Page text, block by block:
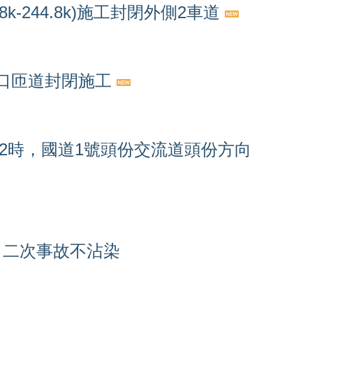
244.8k)施工封閉外側2車道
匝道封閉施工
，國道1號頭份交流道頭份方向
次事故不沾染